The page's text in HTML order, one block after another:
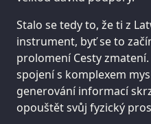
Stalo se tedy to, že ti z
instrument, byť se to
prolomení Cesty
spojení s komplexem
generování informací
opouštět svůj fyzický